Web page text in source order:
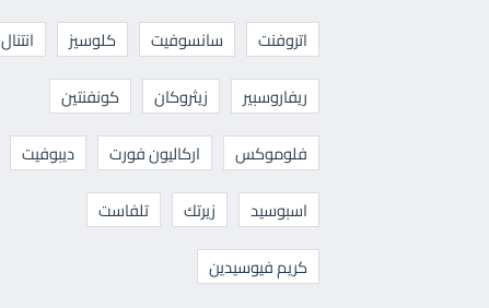
اتروفنت
سانسوفيت كلوسيز
انتنال
ريفاروسبير
زيثروكان
كونفنتين
فلوموكس
اركاليون فورت
ديبوفيت
اسبوسيد
زيرتك
تلفاست
كريم فيوسيدين